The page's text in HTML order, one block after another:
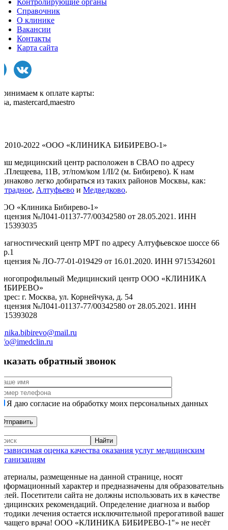
Справочник
О клинике
Вакансии
Контакты
Карта сайта
к оплате карты:
mastercard,maestro
2010-2022 «ООО «КЛИНИКА БИБИРЕВО-1»
медицинский центр расположен в СВАО по адресу
11В, эт/пом/ком 1/II/2 (м. Бибирево). К нам
легко добираться из таких районов Москвы, как:
, Алтуфьево и Медведково.
«Клиника Бибирево-1»
№Л041-01137-77/00342580 от 28.05.2021. ИНН
центр МРТ по адресу Алтуфьевское шоссе 66
№ ЛО-77-01-019429 от 16.01.2020. ИНН 9715342601
Медицинский центр ООО «КЛИНИКА
г. Москва, ул. Корнейчука, д. 54
№Л041-01137-77/00342580 от 28.05.2021. ИНН
обратный звонок
Я даю согласие на обработку моих персональных данных
оценка качества оказания услуг медицинским
размещенные на данной странице, носят
характер и предназначены для
Посетители сайта не должны использовать их в качестве
рекомендаций. Определение диагноза и выбор
лечения остается исключительной прерогативой
врача! ООО «КЛИНИКА БИБИРЕВО-1"» не несёт